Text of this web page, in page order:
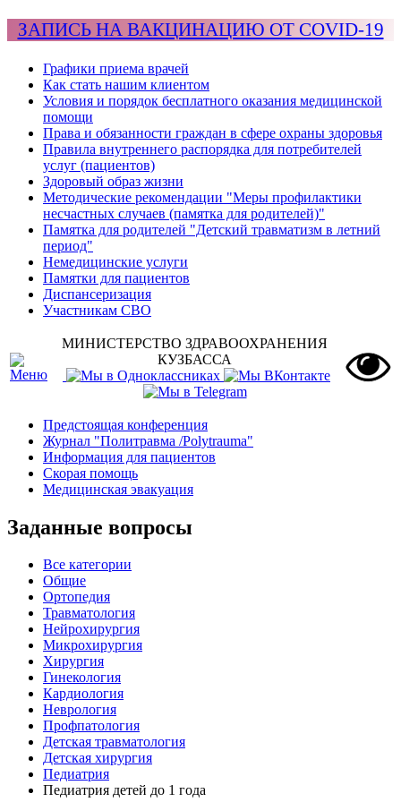
ЗАПИСЬ НА ВАКЦИНАЦИЮ ОТ COVID-19
Графики приема врачей
Как стать нашим клиентом
Условия и порядок бесплатного оказания медицинской
помощи
Права и обязанности граждан в сфере охраны здоровья
Правила внутреннего распорядка для потребителей
услуг (пациентов)
Здоровый образ жизни
Методические рекомендации "Меры профилактики
несчастных случаев (памятка для родителей)"
Памятка для родителей "Детский травматизм в летний
период"
Немедицинские услуги
Памятки для пациентов
Диспансеризация
Участникам СВО
МИНИСТЕРСТВО ЗДРАВООХРАНЕНИЯ
КУЗБАССА
Предстоящая конференция
Журнал "Политравма /Polytrauma"
Информация для пациентов
Скорая помощь
Медицинская эвакуация
Заданные вопросы
Все категории
Общие
Ортопедия
Травматология
Нейрохирургия
Микрохирургия
Хирургия
Гинекология
Кардиология
Неврология
Профпатология
Детская травматология
Детская хирургия
Педиатрия
Педиатрия детей до 1 года